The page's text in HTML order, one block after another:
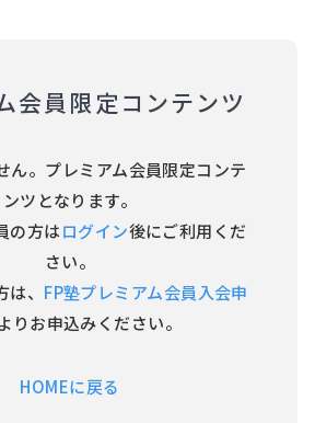
会員限定コンテンツ
ん。プレミアム会員限定コンテ
ンツとなります。
の方はログイン後にご利用くだ
さい。
、 FP塾プレミアム会員入会申
りお申込みください。
HOMEに戻る